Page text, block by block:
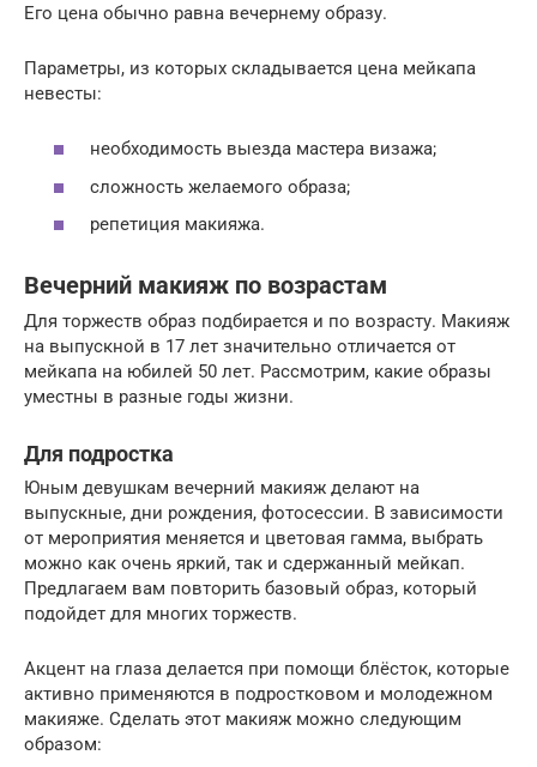
Его цена обычно равна вечернему образу.
Параметры, из которых складывается цена мейкапа
невесты:
необходимость выезда мастера визажа;
сложность желаемого образа;
репетиция макияжа.
Вечерний макияж по возрастам
Для торжеств образ подбирается и по возрасту. Макияж
на выпускной в 17 лет значительно отличается от
мейкапа на юбилей 50 лет. Рассмотрим, какие образы
уместны в разные годы жизни.
Для подростка
Юным девушкам вечерний макияж делают на
выпускные, дни рождения, фотосессии. В зависимости
от мероприятия меняется и цветовая гамма, выбрать
можно как очень яркий, так и сдержанный мейкап.
Предлагаем вам повторить базовый образ, который
подойдет для многих торжеств.
Акцент на глаза делается при помощи блёсток, которые
активно применяются в подростковом и молодежном
макияже. Сделать этот макияж можно следующим
образом: